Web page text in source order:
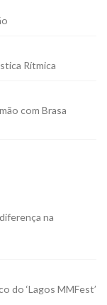
Rítmica
com Brasa
na
do ‘Lagos MMFest’